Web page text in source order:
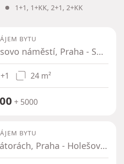
1+1 , 1+KK, 2+1 , 2+KK
BYTU
Arbesovo náměstí, Praha - Smíchov
24 m²
+ 5000
BYTU
Na Zátorách, Praha - Holešovice